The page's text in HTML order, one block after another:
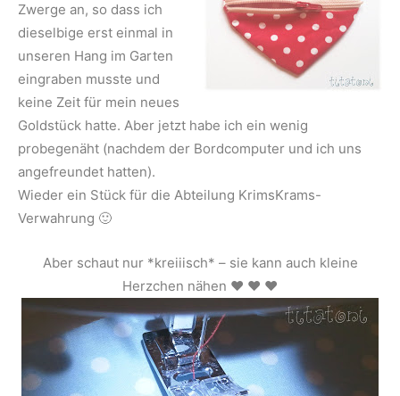
Zwerge an, so dass ich
dieselbige erst einmal in
unseren Hang im Garten
eingraben musste und
keine Zeit für mein neues
Goldstück hatte. Aber jetzt habe ich ein wenig
probegenäht (nachdem der Bordcomputer und ich uns
angefreundet hatten).
Wieder ein Stück für die Abteilung KrimsKrams-
Verwahrung 🙂
Aber schaut nur *kreiiisch* – sie kann auch kleine
Herzchen nähen ♥ ♥ ♥